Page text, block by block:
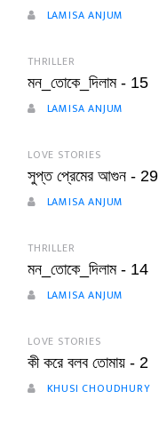
LAMISA ANJUM
THRILLER
মন_তোকে_দিলাম - 15
LAMISA ANJUM
LOVE STORIES
সুপ্ত প্রেমের আগুন - 29
LAMISA ANJUM
THRILLER
মন_তোকে_দিলাম - 14
LAMISA ANJUM
LOVE STORIES
কী করে বলব তোমায় - 2
KHUSI CHOUDHURY